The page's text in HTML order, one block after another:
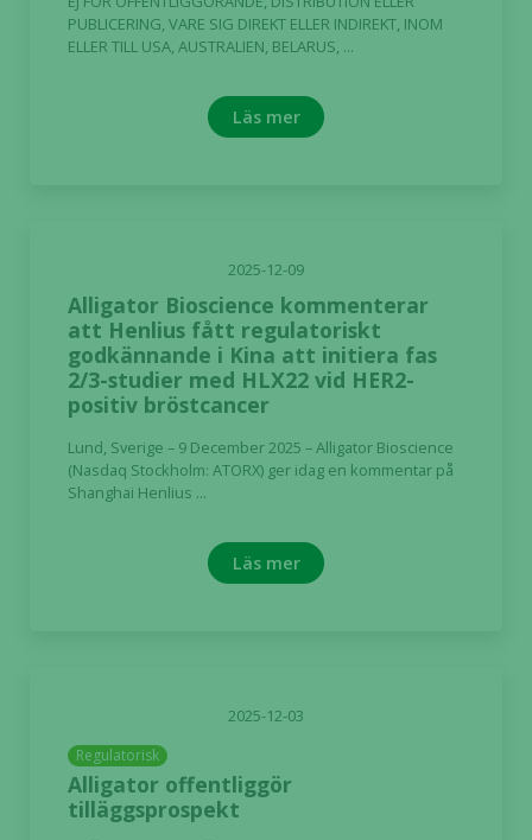
PUBLICERING, VARE SIG DIREKT ELLER INDIREKT, INOM
ELLER TILL USA, AUSTRALIEN, BELARUS, ...
Läs mer
2025-12-09
Alligator Bioscience kommenterar
att Henlius fått regulatoriskt
godkännande i Kina att initiera fas
2/3-studier med HLX22 vid HER2-
positiv bröstcancer
Lund, Sverige – 9 December 2025 – Alligator Bioscience
(Nasdaq Stockholm: ATORX) ger idag en kommentar på
Shanghai Henlius ...
Läs mer
2025-12-03
Regulatorisk
Alligator offentliggör
tilläggsprospekt